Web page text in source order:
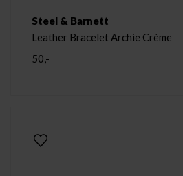
Steel & Barnett
Leather Bracelet Archie Crème
50,-